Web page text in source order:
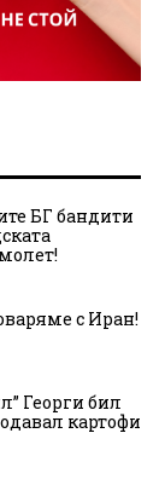
БГ бандити
с Иран!
Георги бил
картофи